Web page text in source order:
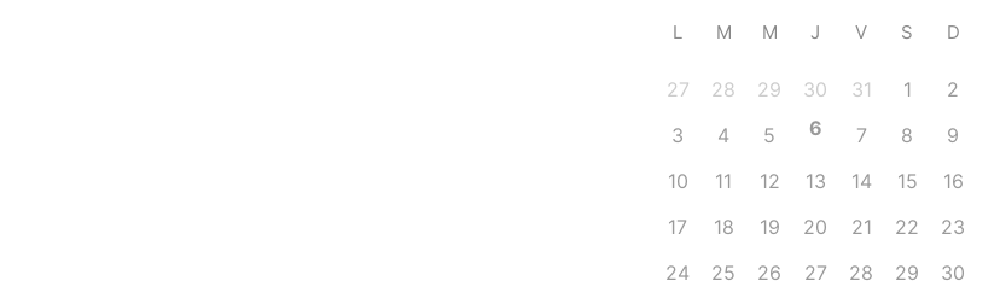
L M M J V S D
27 28 29 30 31 1
2
3
4 5 6 7 8
9
10
11 12 13 14 15
16
17
18 19 20 21 22
23
24
25 26 27 28 29
30